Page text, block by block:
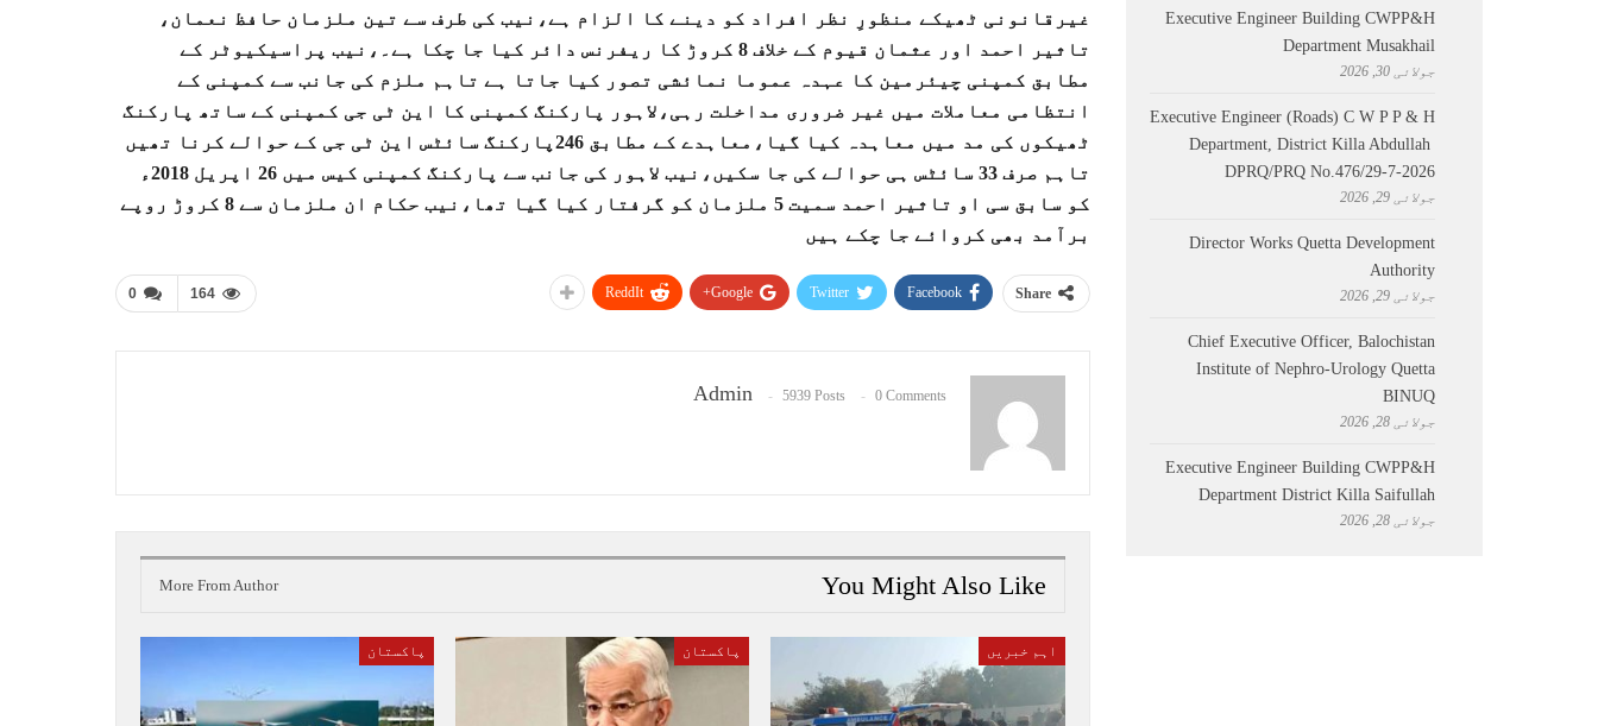
غیرقانونی ٹھیکے منظورِ نظر افراد کو دینے کا الزام ہے،نیب کی طرف سے تین ملزمان حافظ نعمان،
تاثیر احمد اور عثمان قیوم کے خلاف 8 کروڑ کا ریفرنس دائر کیا جا چکا ہے۔،نیب پراسیکیوٹر کے
مطابق کمپنی چیئرمین کا عہدہ عموما نمائشی تصور کیا جاتا ہے تاہم ملزم کی جانب سے کمپنی کے
انتظامی معاملات میں غیر ضروری مداخلت رہی،لاہور پارکنگ کمپنی کا این ٹی جی کمپنی کے ساتھ پارکنگ
ٹھیکوں کی مد میں معاہدہ کیا گیا،معاہدے کے مطابق 246پارکنگ سائٹس این ٹی جی کے حوالے کرنا تھیں
تاہم صرف 33 سائٹس ہی حوالے کی جا سکیں،نیب لاہور کی جانب سے پارکنگ کمپنی کیس میں 26 اپریل 2018ء
کو سابق سی او تاثیر احمد سمیت 5 ملزمان کو گرفتار کیا گیا تھا،نیب حکام ان ملزمان سے 8 کروڑ روپے
برآمد بھی کروائے جا چکے ہیں
0 164 Share
Facebook
Twitter
Google+
ReddIt
Admin 5939 Posts 0 Comments
You Might Also Like
More From Author
اہم خبریں پاکستان پاکستان
Executive Engineer Building CWPP&H
Department Musakhail
جولائی 30, 2026
Executive Engineer (Roads) C W P P & H
Department, District Killa Abdullah ​
DPRQ/PRQ No.476/29-7-2026
جولائی 29, 2026
Director Works Quetta Development
Authority
جولائی 29, 2026
Chief Executive Officer, Balochistan
Institute of Nephro-Urology Quetta
BINUQ
جولائی 28, 2026
Executive Engineer Building CWPP&H
Department District Killa Saifullah
جولائی 28, 2026